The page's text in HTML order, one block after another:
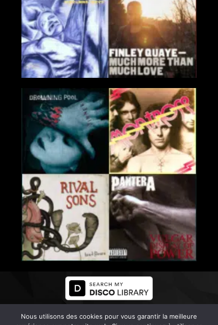
COPYRIGHT ALL RIGHTS RESERVED - LES AIRS À VIF -
2021 ©
Nous utilisons des cookies pour vous garantir la meilleure